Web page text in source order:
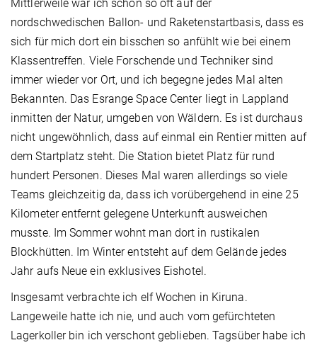
Mittlerweile war ich schon so oft auf der
nordschwedischen Ballon- und Raketenstartbasis, dass es
sich für mich dort ein bisschen so anfühlt wie bei einem
Klassentreffen. Viele Forschende und Techniker sind
immer wieder vor Ort, und ich begegne jedes Mal alten
Bekannten. Das Esrange Space Center liegt in Lappland
inmitten der Natur, umgeben von Wäldern. Es ist durchaus
nicht ungewöhnlich, dass auf einmal ein Rentier mitten auf
dem Startplatz steht. Die Station bietet Platz für rund
hundert Personen. Dieses Mal waren allerdings so viele
Teams gleichzeitig da, dass ich vorübergehend in eine 25
Kilometer entfernt gelegene Unterkunft ausweichen
musste. Im Sommer wohnt man dort in rustikalen
Blockhütten. Im Winter entsteht auf dem Gelände jedes
Jahr aufs Neue ein exklusives Eishotel.
Insgesamt verbrachte ich elf Wochen in Kiruna.
Langeweile hatte ich nie, und auch vom gefürchteten
Lagerkoller bin ich verschont geblieben. Tagsüber habe ich